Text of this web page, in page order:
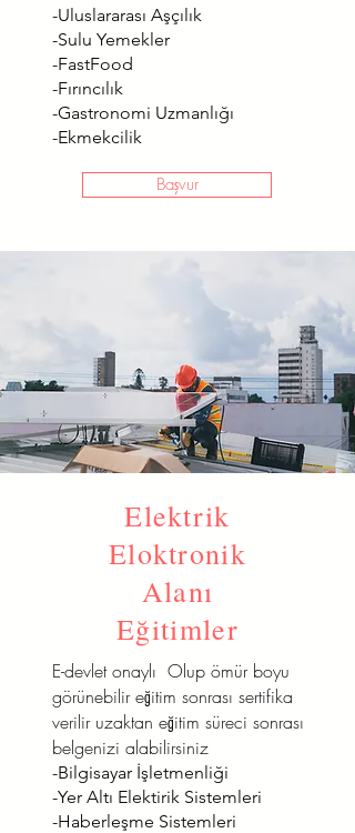
-Uluslararası Aşçılık
-Sulu Yemekler
-FastFood
-Fırıncılık
-Gastronomi Uzmanlığı
-Ekmekcilik
Başvur
Elektrik
Eloktronik
Alanı
Eğitimler
E-devlet onaylı Olup ömür boyu
görünebilir eğitim sonrası sertifika
verilir uzaktan eğitim süreci sonrası
belgenizi alabilirsiniz
-Bilgisayar İşletmenliği
-Yer Altı Elektirik Sistemleri
-Haberleşme Sistemleri